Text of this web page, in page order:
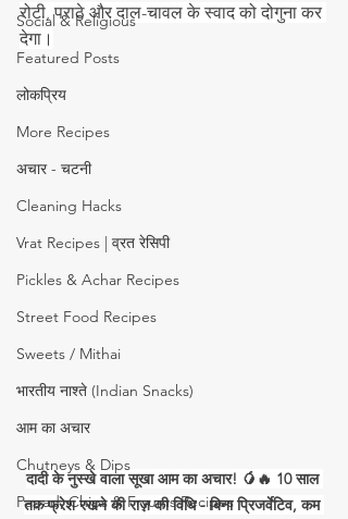
Social & Religious
Featured Posts
लोकप्रिय
More Recipes
अचार - चटनी
Cleaning Hacks
Vrat Recipes | व्रत रेसिपी
Pickles & Achar Recipes
Street Food Recipes
Sweets / Mithai
भारतीय नाश्ते (Indian Snacks)
आम का अचार
Chutneys & Dips
Papad, Chips & Fryums Recipes
रोटी, पराठे और दाल-चावल के स्वाद को दोगुना कर
देगा।
दादी के नुस्खे वाला सूखा आम का अचार! 🥭🔥 10 साल
तक फ्रेश रखने की राज़ की विधि - बिना प्रिजर्वेटिव, कम